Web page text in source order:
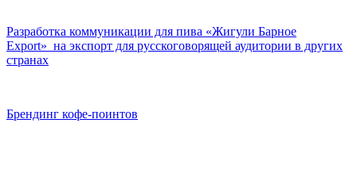
Разработка коммуникации для пива «Жигули Барное
Export» на экспорт для русскоговорящей аудитории в других
странах
Брендинг кофе-поинтов